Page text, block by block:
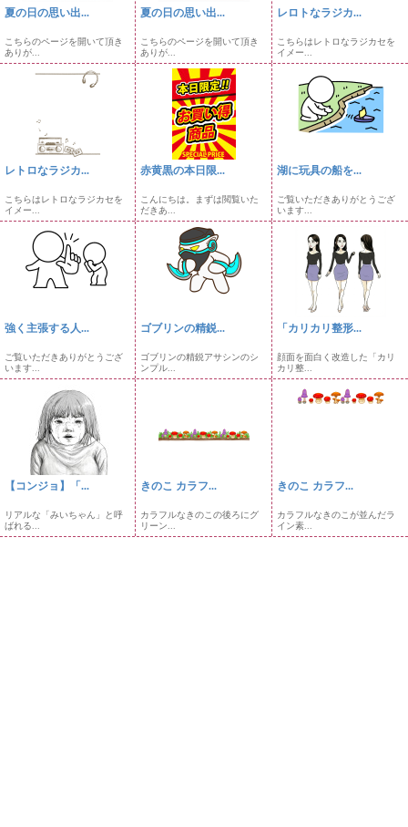
夏の日の思い出...
こちらのページを開いて頂き
ありが...
夏の日の思い出...
こちらのページを開いて頂き
ありが...
レロトなラジカ...
こちらはレトロなラジカセを
イメー...
レトロなラジカ...
こちらはレトロなラジカセを
イメー...
赤黄黒の本日限...
こんにちは。まずは閲覧いた
だきあ...
湖に玩具の船を...
ご覧いただきありがとうござ
います...
強く主張する人...
ご覧いただきありがとうござ
います...
ゴブリンの精鋭...
ゴブリンの精鋭アサシンのシ
ンプル...
「カリカリ整形...
顔面を面白く改造した「カリ
カリ整...
【コンジョ】「...
リアルな「みいちゃん」と呼
ばれる...
きのこ カラフ...
カラフルなきのこの後ろにグ
リーン...
きのこ カラフ...
カラフルなきのこが並んだラ
イン素...